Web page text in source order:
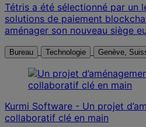
Tétris a été sélectionné par un
solutions de paiement
aménager son nouveau siège
Bureau Technologie Genève,
Kurmi Software - Un projet
collaboratif clé en main